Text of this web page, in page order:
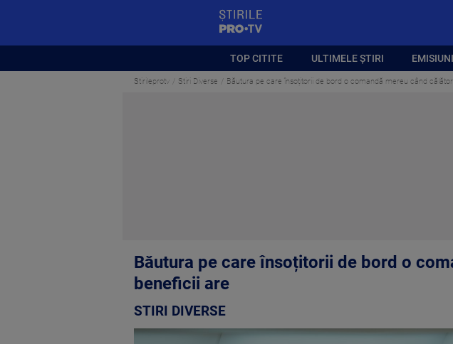
TOP CITITE ULTIMELE ȘTIRI
Stirileprotv Stiri Diverse Băutura pe care însoțitorii de bord o comandă mereu când
Băutura pe care însoțitorii de bord o
beneficii are
STIRI DIVERSE